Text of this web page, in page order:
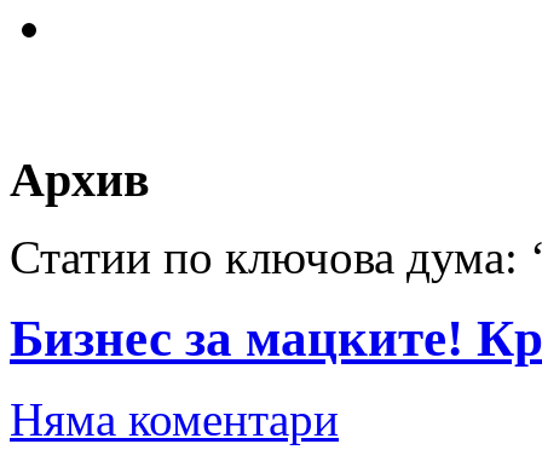
Архив
Статии по ключова дума:
Бизнес за мацките!
Няма коментари